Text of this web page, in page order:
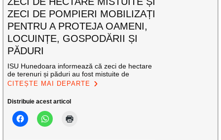
ZECI DE POMPIERI MOBILIZAȚI
PENTRU A PROTEJA OAMENI,
LOCUINȚE, GOSPODĂRII ȘI
PĂDURI
ISU Hunedoara informează că zeci de hectare
de terenuri și păduri au fost mistuite de
CITEȘTE MAI DEPARTE
Distribuie acest articol